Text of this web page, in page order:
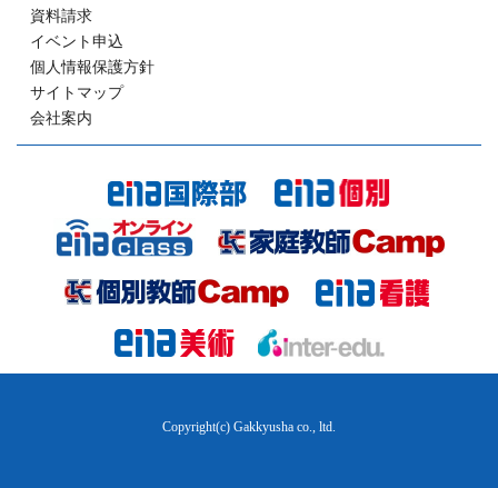
資料請求
イベント申込
個人情報保護方針
サイトマップ
会社案内
Copyright(c) Gakkyusha co., ltd.